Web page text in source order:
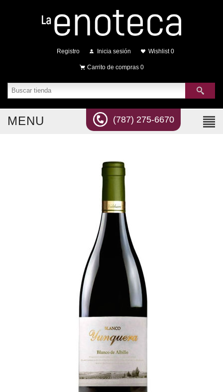
Registro Inicia sesión Wishlist 0
Carrito de compras 0
(787) 275-6670
MENU